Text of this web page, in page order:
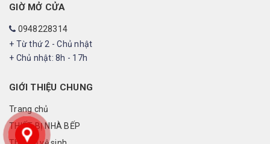
GIỜ MỞ CỬA
0948228314
+ Từ thứ 2 - Chủ nhật
+ Chủ nhật: 8h - 17h
GIỚI THIỆU CHUNG
Trang chủ
THIẾT BỊ NHÀ BẾP